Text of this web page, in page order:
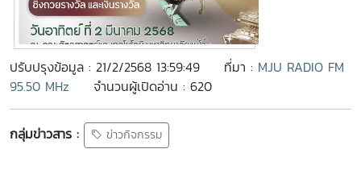
ปรับปรุงข้อมูล : 21/2/2568 13:59:49 ที่มา : MJU RADIO FM
95.50 MHz
จำนวนผู้เปิดอ่าน : 620
กลุ่มข่าวสาร : ข่าวกิจกรรม